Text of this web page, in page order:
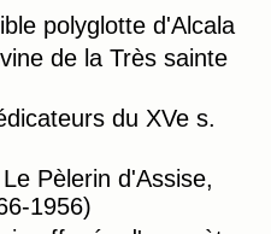
polyglotte d'Alcala
de la Très sainte
du XVe s.
Pèlerin d'Assise,
1956)